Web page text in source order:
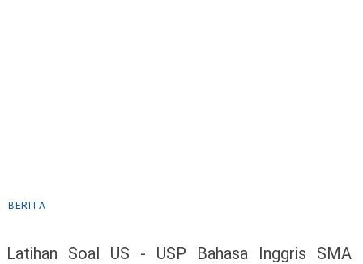
BERITA
Latihan Soal US - USP Bahasa Inggris SMA